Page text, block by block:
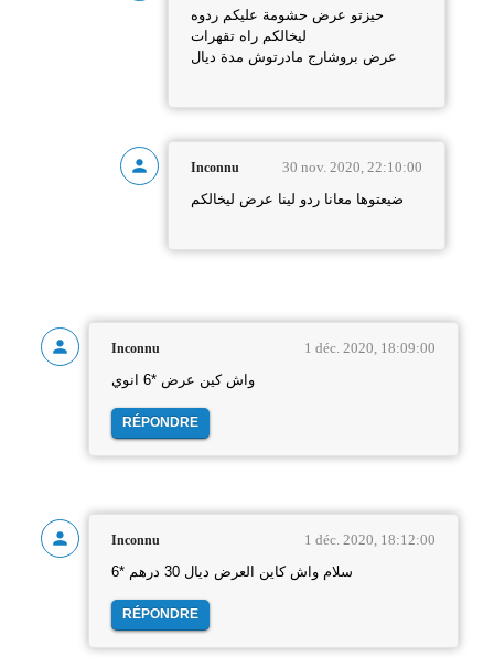
حيزتو عرض حشومة عليكم ردوه
ليخالكم راه تقهرات
عرض بروشارج مادرتوش مدة ديال
Inconnu 30 nov. 2020, 22:10:00
ضيعتوها معانا ردو لينا عرض ليخالكم
Inconnu 1 déc. 2020, 18:09:00
واش كين عرض *6 انوي
RÉPONDRE
Inconnu 1 déc. 2020, 18:12:00
سلام واش كاين العرض ديال 30 درهم *6
RÉPONDRE